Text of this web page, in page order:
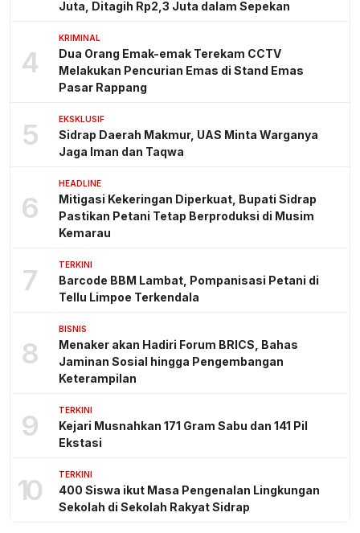
Juta, Ditagih Rp2,3 Juta dalam Sepekan
4
KRIMINAL
Dua Orang Emak-emak Terekam CCTV
Melakukan Pencurian Emas di Stand Emas
Pasar Rappang
5 EKSKLUSIF
Sidrap Daerah Makmur, UAS Minta Warganya
Jaga Iman dan Taqwa
6
HEADLINE
Mitigasi Kekeringan Diperkuat, Bupati Sidrap
Pastikan Petani Tetap Berproduksi di Musim
Kemarau
7 TERKINI
Barcode BBM Lambat, Pompanisasi Petani di
Tellu Limpoe Terkendala
8
BISNIS
Menaker akan Hadiri Forum BRICS, Bahas
Jaminan Sosial hingga Pengembangan
Keterampilan
9 TERKINI
Kejari Musnahkan 171 Gram Sabu dan 141 Pil
Ekstasi
10 TERKINI
400 Siswa ikut Masa Pengenalan Lingkungan
Sekolah di Sekolah Rakyat Sidrap